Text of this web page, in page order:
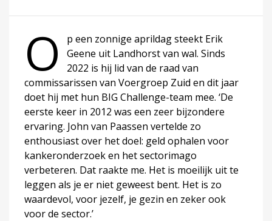
O
p een zonnige aprildag steekt Erik
Geene uit Landhorst van wal. Sinds
2022 is hij lid van de raad van
commissarissen van Voergroep Zuid en dit jaar
doet hij met hun BIG Challenge-team mee. ‘De
eerste keer in 2012 was een zeer bijzondere
ervaring. John van Paassen vertelde zo
enthousiast over het doel: geld ophalen voor
kankeronderzoek en het sectorimago
verbeteren. Dat raakte me. Het is moeilijk uit te
leggen als je er niet geweest bent. Het is zo
waardevol, voor jezelf, je gezin en zeker ook
voor de sector.’